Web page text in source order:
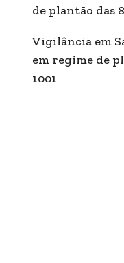
de plantão das
Vigilância em
em regime de
1001